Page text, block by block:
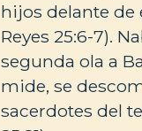
hijos delante de
Reyes 25:6-7).
segunda ola a
mide, se
sacerdotes del